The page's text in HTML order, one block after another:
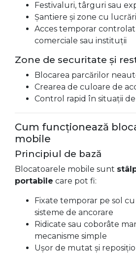
Festivaluri, târguri sau
Șantiere și zone cu
Acces temporar
comerciale sau instituții
Zone de securitate și
Blocarea parcărilor
Crearea de culoare de
Control rapid în situații
Cum funcționează
mobile
Principiul de bază
Blocatoarele mobile sunt
portabile care pot fi:
Fixate temporar pe sol
sisteme de ancorare
Ridicate sau coborâte
mecanisme simple
Ușor de mutat și